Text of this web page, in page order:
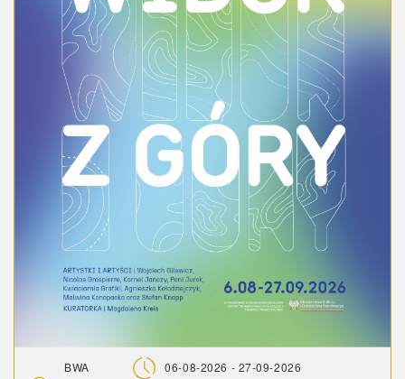
BWA
06-08-2026 - 27-09-2026